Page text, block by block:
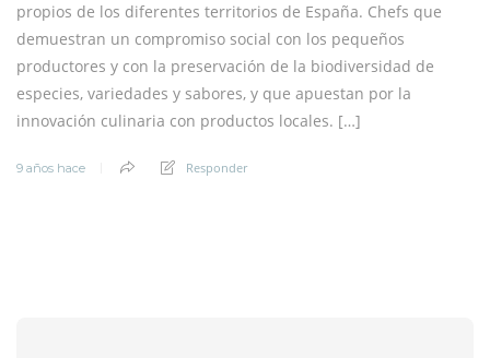
propios de los diferentes territorios de España. Chefs que
demuestran un compromiso social con los pequeños
productores y con la preservación de la biodiversidad de
especies, variedades y sabores, y que apuestan por la
innovación culinaria con productos locales. […]
9 años hace Responder